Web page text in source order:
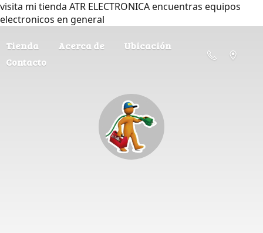
visita mi tienda ATR ELECTRONICA encuentras equipos
electronicos en general
Tienda Acerca de
Ubicación
Contacto